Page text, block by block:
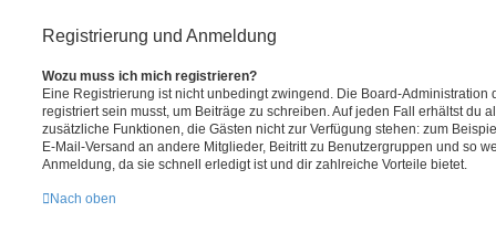
Registrierung und Anmeldung
Wozu muss ich mich registrieren?
Eine Registrierung ist nicht unbedingt zwingend. Die Board-Administration
registriert sein musst, um Beiträge zu schreiben. Auf jeden Fall erhältst du
zusätzliche Funktionen, die Gästen nicht zur Verfügung stehen: zum
E-Mail-Versand an andere Mitglieder, Beitritt zu Benutzergruppen und so
Anmeldung, da sie schnell erledigt ist und dir zahlreiche Vorteile bietet.
Nach oben